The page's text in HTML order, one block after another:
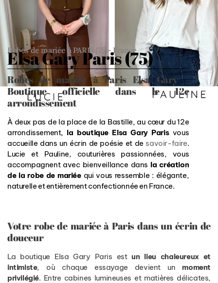
Robes de mariée à PARIS (75)- France
Elsa Gary Paris (75)
Robes de mariée à Paris Elsa Gary –
Boutique officielle dans le 12e
arrondissement
À deux pas de la place de la Bastille, au cœur du 12e
arrondissement, la boutique Elsa Gary Parisvous
accueille dans un écrin de poésie et de savoir-faire.
Lucie et Pauline, couturières passionnées, vous
accompagnent avec bienveillance dans la création
de la robe de mariéequi vous ressemble : élégante,
naturelle et entièrement confectionnée en France.
Votre robe de mariée à Paris dans un écrin de
douceur
La boutique Elsa Gary Paris estun lieu chaleureux et
intimiste, où chaque essayage devient unmoment
privilégié. Entre cabines lumineuses et matières délicates,